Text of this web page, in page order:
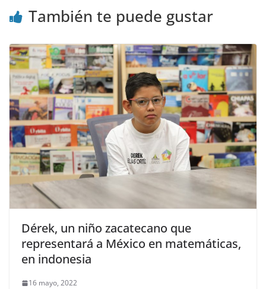
También te puede gustar
Dérek, un niño zacatecano que
representará a México en matemáticas,
en indonesia
16 mayo, 2022